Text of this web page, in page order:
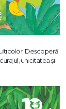
Descoperă
unicitatea și